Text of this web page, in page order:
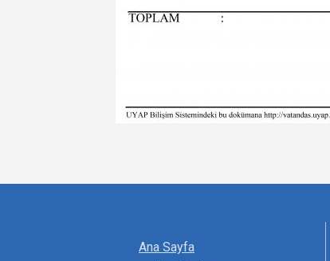
Ana Sayfa